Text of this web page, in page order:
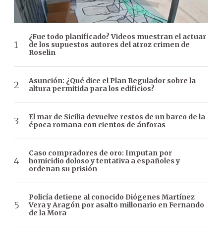
¿Fue todo planificado? Videos muestran el actuar
de los supuestos autores del atroz crimen de
Roselin
Asunción: ¿Qué dice el Plan Regulador sobre la
altura permitida para los edificios?
El mar de Sicilia devuelve restos de un barco de la
época romana con cientos de ánforas
Caso compradores de oro: Imputan por
homicidio doloso y tentativa a españoles y
ordenan su prisión
Policía detiene al conocido Diógenes Martínez
Vera y Aragón por asalto millonario en Fernando
de la Mora